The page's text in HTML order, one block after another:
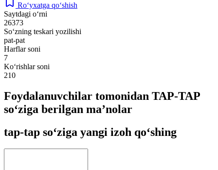
Ro‘yxatga qo‘shish
Saytdagi o‘rni
26373
So‘zning teskari yozilishi
pat-pat
Harflar soni
7
Ko‘rishlar soni
210
Foydalanuvchilar tomonidan TAP-TAP
so‘ziga berilgan ma’nolar
tap-tap so‘ziga yangi izoh qo‘shing